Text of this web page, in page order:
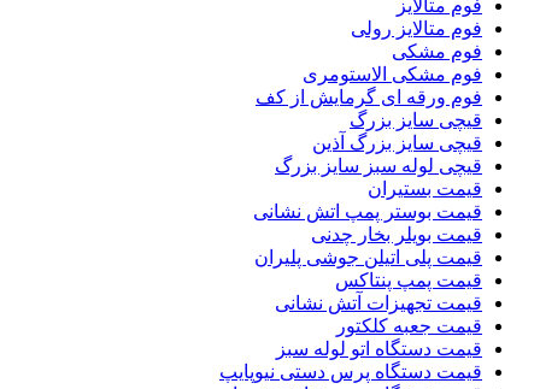
فوم متالایز
فوم متالایز رولی
فوم مشکی
فوم مشکی الاستومری
فوم ورقه ای گرمایش از کف
قیچی سایز بزرگ
قیچی سایز بزرگ آذین
قیچی لوله سبز سایز بزرگ
قیمت بستیران
قیمت بوستر پمپ اتش نشانی
قیمت بویلر بخار چدنی
قیمت پلی اتیلن جوشی پلیران
قیمت پمپ پنتاکس
قیمت تجهیزات آتش نشانی
قیمت جعبه کلکتور
قیمت دستگاه اتو لوله سبز
قیمت دستگاه پرس دستی نیوپایپ